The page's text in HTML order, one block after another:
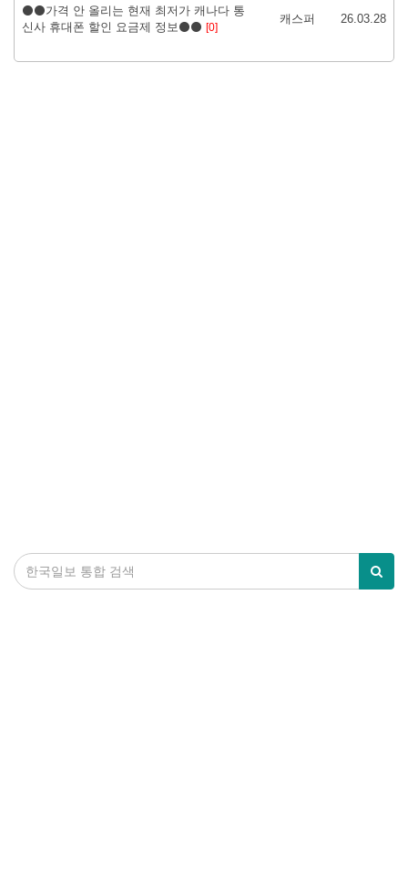
⚫⚫가격 안 올리는 현재 최저가 캐나다 통
신사 휴대폰 할인 요금제 정보⚫⚫ [0]
캐스퍼 26.03.28